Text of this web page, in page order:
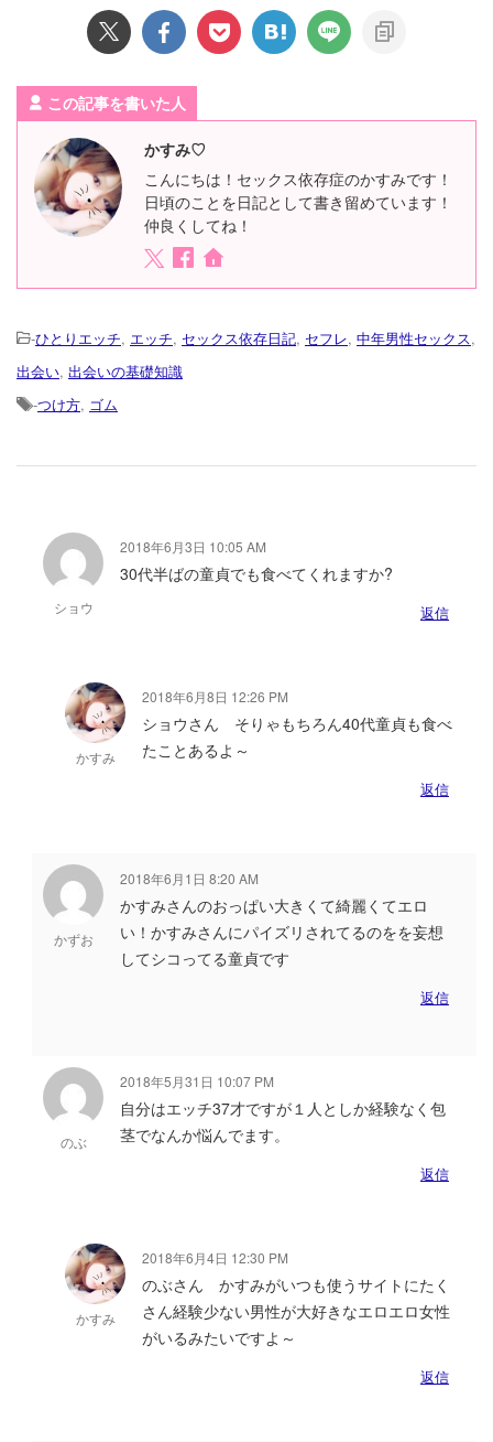
この記事を書いた人
かすみ♡
こんにちは！セックス依存症のかすみです！
日頃のことを日記として書き留めています！
仲良くしてね！
-ひとりエッチ, エッチ, セックス依存日記, セフレ, 中年男性セックス,
出会い, 出会いの基礎知識
-つけ方, ゴム
ショウ
2018年6月3日 10:05 AM
30代半ばの童貞でも食べてくれますか?
返信
かすみ
2018年6月8日 12:26 PM
ショウさん そりゃもちろん40代童貞も食べ
たことあるよ～
返信
かずお
2018年6月1日 8:20 AM
かすみさんのおっぱい大きくて綺麗くてエロ
い！かすみさんにパイズリされてるのをを妄想
してシコってる童貞です
返信
のぶ
2018年5月31日 10:07 PM
自分はエッチ37才ですが１人としか経験なく包
茎でなんか悩んでます。
返信
かすみ
2018年6月4日 12:30 PM
のぶさん かすみがいつも使うサイトにたく
さん経験少ない男性が大好きなエロエロ女性
がいるみたいですよ～
返信